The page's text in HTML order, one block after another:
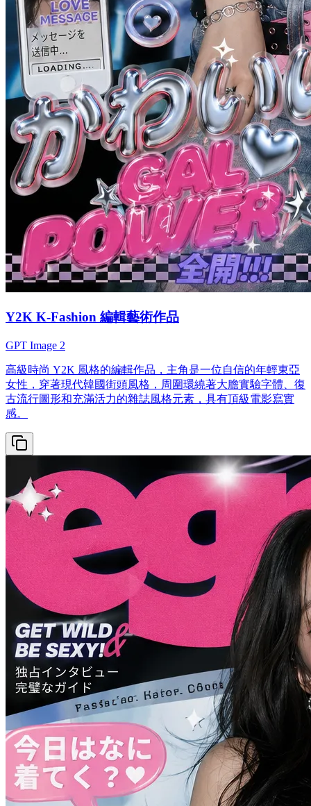
Y2K K-Fashion 編輯藝術作品
GPT Image 2
高級時尚 Y2K 風格的編輯作品，主角是一位自信的年輕東亞
女性，穿著現代韓國街頭風格，周圍環繞著大膽實驗字體、復
古流行圖形和充滿活力的雜誌風格元素，具有頂級電影寫實
感。